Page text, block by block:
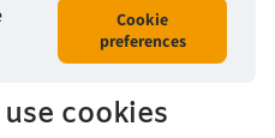
Cookie
preferences
cookies